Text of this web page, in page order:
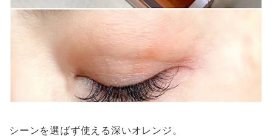
シーンを選ばず使える深いオレンジ。